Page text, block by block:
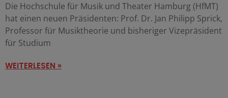
Die Hochschule für Musik und Theater Hamburg (HfMT)
hat einen neuen Präsidenten: Prof. Dr. Jan Philipp Sprick,
Professor für Musiktheorie und bisheriger Vizepräsident
für Studium
WEITERLESEN »